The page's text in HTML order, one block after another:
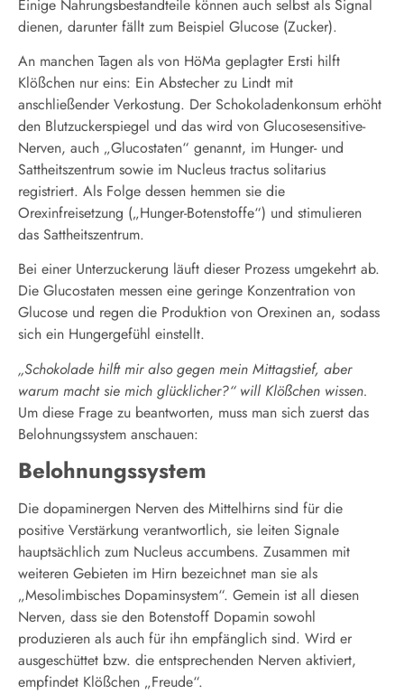
Einige Nahrungsbestandteile können auch selbst als Signal
dienen, darunter fällt zum Beispiel Glucose (Zucker).
An manchen Tagen als von HöMa geplagter Ersti hilft
Klößchen nur eins: Ein Abstecher zu Lindt mit
anschließender Verkostung. Der Schokoladenkonsum erhöht
den Blutzuckerspiegel und das wird von Glucosesensitive-
Nerven, auch „Glucostaten“ genannt, im Hunger- und
Sattheitszentrum sowie im Nucleus tractus solitarius
registriert. Als Folge dessen hemmen sie die
Orexinfreisetzung („Hunger-Botenstoffe“) und stimulieren
das Sattheitszentrum.
Bei einer Unterzuckerung läuft dieser Prozess umgekehrt ab.
Die Glucostaten messen eine geringe Konzentration von
Glucose und regen die Produktion von Orexinen an, sodass
sich ein Hungergefühl einstellt.
„Schokolade hilft mir also gegen mein Mittagstief, aber
warum macht sie mich glücklicher?“ will Klößchen wissen.
Um diese Frage zu beantworten, muss man sich zuerst das
Belohnungssystem anschauen:
Belohnungssystem
Die dopaminergen Nerven des Mittelhirns sind für die
positive Verstärkung verantwortlich, sie leiten Signale
hauptsächlich zum Nucleus accumbens. Zusammen mit
weiteren Gebieten im Hirn bezeichnet man sie als
„Mesolimbisches Dopaminsystem“. Gemein ist all diesen
Nerven, dass sie den Botenstoff Dopamin sowohl
produzieren als auch für ihn empfänglich sind. Wird er
ausgeschüttet bzw. die entsprechenden Nerven aktiviert,
empfindet Klößchen „Freude“.